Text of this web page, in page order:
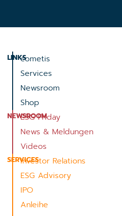
LINKScometis
Services
Newsroom
Shop
NEWSROOM
ESG Friday
News & Meldungen
Videos
SERVICES
Investor Relations
ESG Advisory
IPO
Anleihe